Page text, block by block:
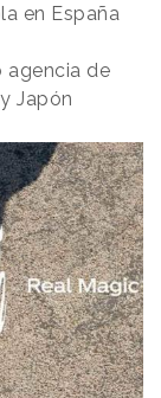
en España
agencia de
Japón